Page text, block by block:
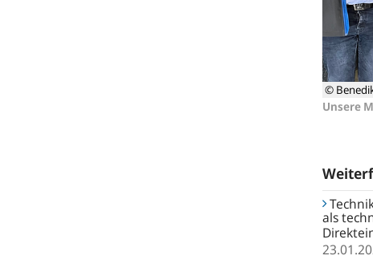
©
Unsere
als